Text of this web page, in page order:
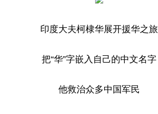
印度大夫柯棣华展开援华之旅
把“华”字嵌入自己的中文名字
他救治众多中国军民